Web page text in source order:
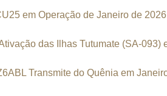
em Operação de Janeiro de 2026
das Ilhas Tutumate (SA-093)
Transmite do Quênia em